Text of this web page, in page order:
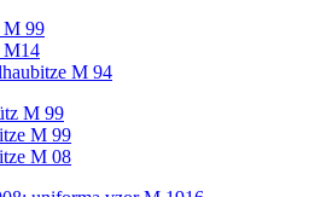
M 99
M14
M 94
M 99
M 99
M 08